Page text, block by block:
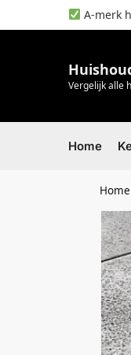
A-merk
Vergelijk alle
Home
Home